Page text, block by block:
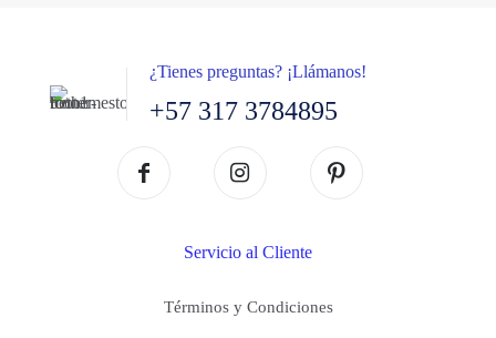
¿Tienes preguntas? ¡Llámanos!
+57 317 3784895
Servicio al Cliente
Términos y Condiciones